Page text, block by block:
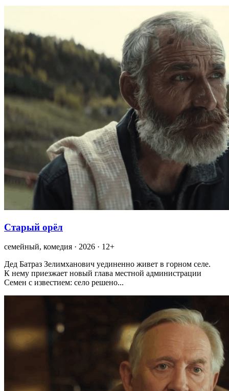
Старый орёл
семейный, комедия · 2026 · 12+
Дед Батраз Зелимханович уединенно живет в горном селе.
К нему приезжает новый глава местной администрации
Семен с известием: село решено...